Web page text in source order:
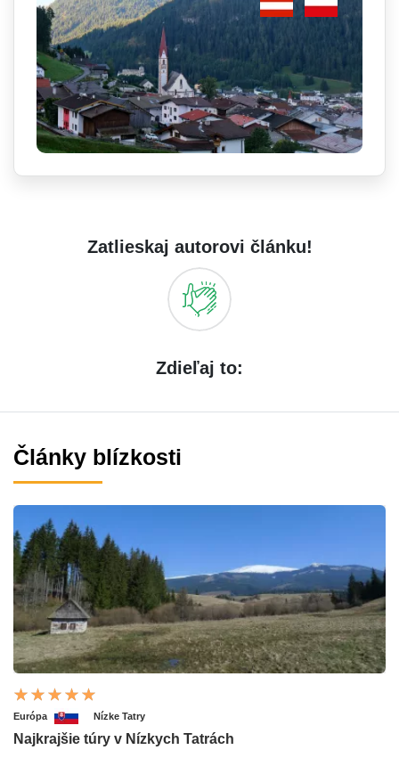
Zatlieskaj autorovi článku!
Zdieľaj to:
Články blízkosti
Európa Nízke Tatry
Najkrajšie túry v Nízkych Tatrách